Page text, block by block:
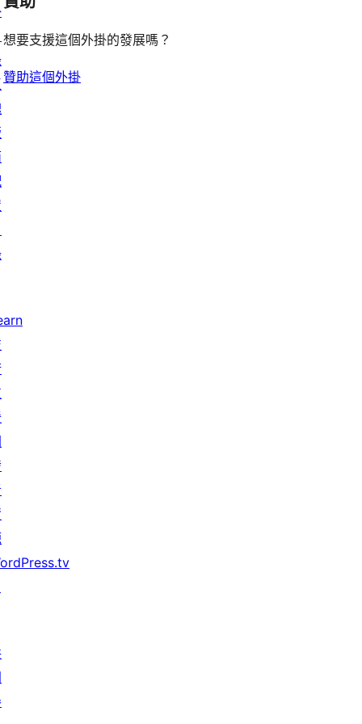
想要支援這個外掛的發展嗎？
贊助這個外掛